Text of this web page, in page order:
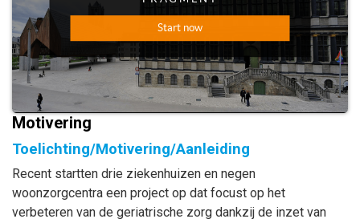
Motivering
Toelichting/Motivering/Aanleiding
Recent startten drie ziekenhuizen en negen
woonzorgcentra een project op dat focust op het
verbeteren van de geriatrische zorg dankzij de inzet van